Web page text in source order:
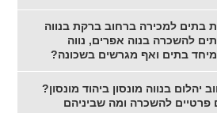
בתים למכירה ברחוב ברקת בנווה
להשכרה בנוה אפרים, נווה
מיחד בתים ואף מגרשים בשכונה?
יהלום בנווה מונסון ביהוד מונסון?
פרטיים להשכרה ומה שביניהם